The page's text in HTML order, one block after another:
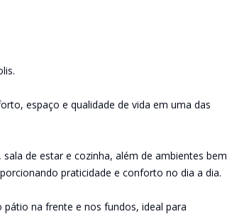
espaço e qualidade de vida em uma das
de estar e cozinha, além de ambientes bem
praticidade e conforto no dia a dia.
na frente e nos fundos, ideal para